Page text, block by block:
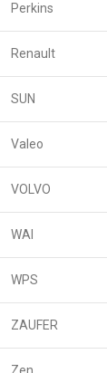
Perkins
Renault
SUN
Valeo
VOLVO
WAI
WPS
ZAUFER
Zen